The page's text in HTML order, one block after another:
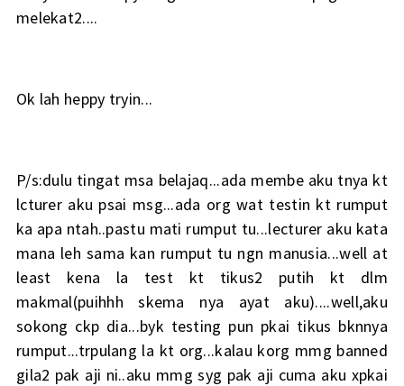
melekat2....
Ok lah heppy tryin...
P/s:dulu tingat msa belajaq...ada membe aku tnya kt
lcturer aku psai msg...ada org wat testin kt rumput
ka apa ntah..pastu mati rumput tu...lecturer aku kata
mana leh sama kan rumput tu ngn manusia...well at
least kena la test kt tikus2 putih kt dlm
makmal(puihhh skema nya ayat aku)....well,aku
sokong ckp dia...byk testing pun pkai tikus bknnya
rumput...trpulang la kt org...kalau korg mmg banned
gila2 pak aji ni..aku mmg syg pak aji cuma aku xpkai